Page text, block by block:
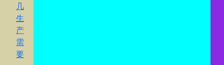
几
生
产
需
要